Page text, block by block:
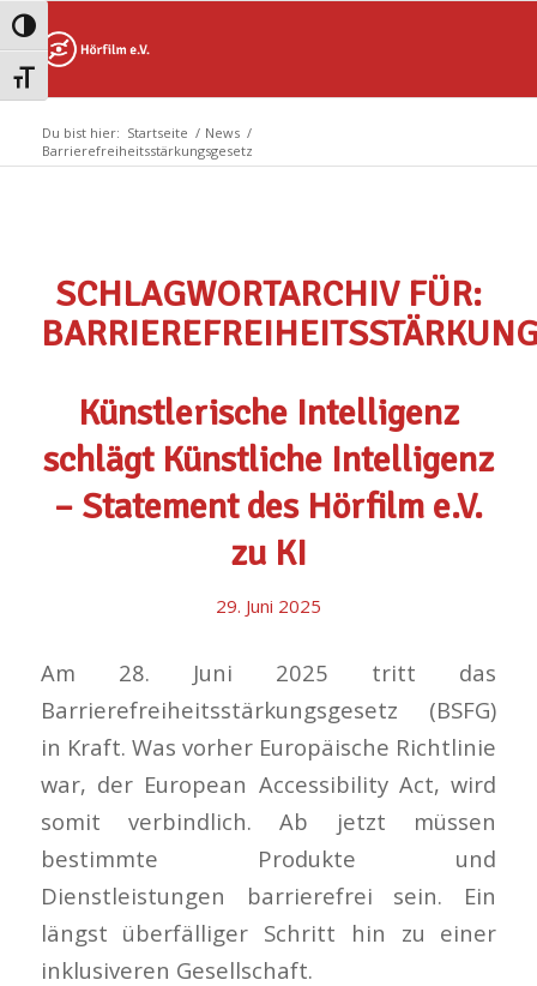
Zum
Inhalt
springen
Zur
Navigation
springen
Umschalten auf hohe Kontraste
Schrift vergrößern
Du bist hier: Startseite / News /
Barrierefreiheitsstärkungsgesetz
SCHLAGWORTARCHIV FÜR:
Künstlerische Intelligenz
schlägt Künstliche Intelligenz
– Statement des Hörfilm e.V.
zu KI
29. Juni 2025
Am 28. Juni 2025 tritt das
Barrierefreiheitsstärkungsgesetz (BSFG)
in Kraft. Was vorher Europäische Richtlinie
war, der European Accessibility Act, wird
somit verbindlich. Ab jetzt müssen
bestimmte Produkte und
Dienstleistungen barrierefrei sein. Ein
längst überfälliger Schritt hin zu einer
inklusiveren Gesellschaft.